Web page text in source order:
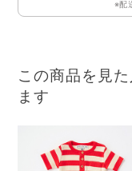
※配
この商品を見
ます